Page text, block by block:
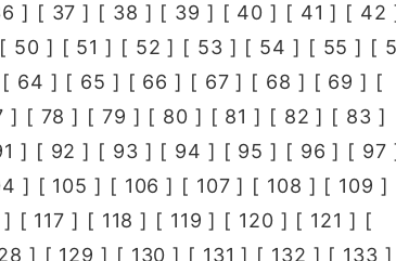
] [ 37 ] [ 38 ] [ 39 ] [ 40 ] [ 41 ] [ 42
50 ] [ 51 ] [ 52 ] [ 53 ] [ 54 ] [ 55 ] [
64 ] [ 65 ] [ 66 ] [ 67 ] [ 68 ] [ 69 ] [
] [ 78 ] [ 79 ] [ 80 ] [ 81 ] [ 82 ] [ 83 ]
] [ 92 ] [ 93 ] [ 94 ] [ 95 ] [ 96 ] [ 97
] [ 105 ] [ 106 ] [ 107 ] [ 108 ] [ 109 ]
] [ 117 ] [ 118 ] [ 119 ] [ 120 ] [ 121 ] [
] [ 129 ] [ 130 ] [ 131 ] [ 132 ] [ 133